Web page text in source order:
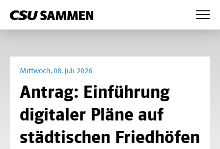
Partei
Mandatsträger
Fraktion
Mittwoch, 08. Juli 2026
Antrag: Einführung
digitaler Pläne auf
städtischen Friedhöfen